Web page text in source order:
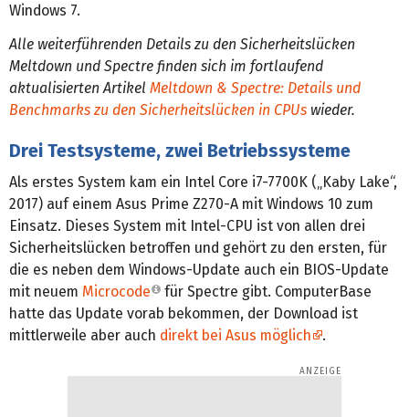
Windows 7.
Alle weiterführenden Details zu den Sicherheitslücken
Meltdown und Spectre finden sich im fortlaufend
aktualisierten Artikel Meltdown & Spectre: Details und
Bench­marks zu den Sicherheits­lücken in CPUs wieder.
Drei Testsysteme, zwei Betriebssysteme
Als erstes System kam ein Intel Core i7-7700K („Kaby Lake“,
2017) auf einem Asus Prime Z270-A mit Windows 10 zum
Einsatz. Dieses System mit Intel-CPU ist von allen drei
Sicherheitslücken betroffen und gehört zu den ersten, für
die es neben dem Windows-Update auch ein BIOS-Update
mit neuem Microcode
für Spectre gibt. ComputerBase
hatte das Update vorab bekommen, der Download ist
mittlerweile aber auch direkt bei Asus möglich .